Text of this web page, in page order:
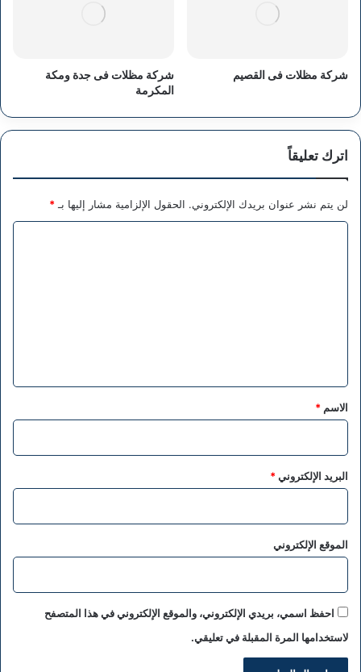
شركة مظلات فى القصيم
شركة مظلات فى جدة ومكة
المكرمة
اترك تعليقاً
لن يتم نشر عنوان بريدك الإلكتروني. الحقول الإلزامية مشار إليها بـ *
*
الاسم *
البريد الإلكتروني*
الموقع الإلكتروني
احفظ اسمي، بريدي الإلكتروني، والموقع الإلكتروني في هذا المتصفح
لاستخدامها المرة المقبلة في تعليقي.